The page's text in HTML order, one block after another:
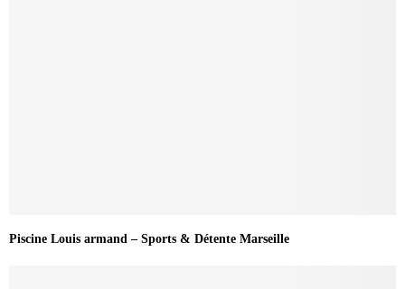
Piscine Louis armand – Sports & Détente Marseille